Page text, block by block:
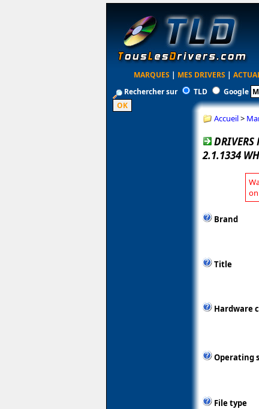
MARQUES | MES DRIVERS |
Rechercher sur
TLD Google
Accueil>
DRIVERS
2.1.1334
Brand
Title
Hardware
Operating
File type